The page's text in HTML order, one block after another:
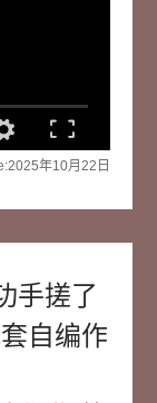
年10月22日
手搓了
自编作